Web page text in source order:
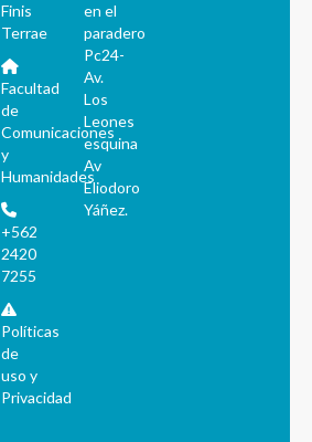
Finis
Terrae
Facultad
de
Comunicaciones
y
Humanidades
+562
2420
7255
Políticas
de
uso y
Privacidad
en el
paradero
Pc24-
Av.
Los
Leones
esquina
Av
Eliodoro
Yáñez.